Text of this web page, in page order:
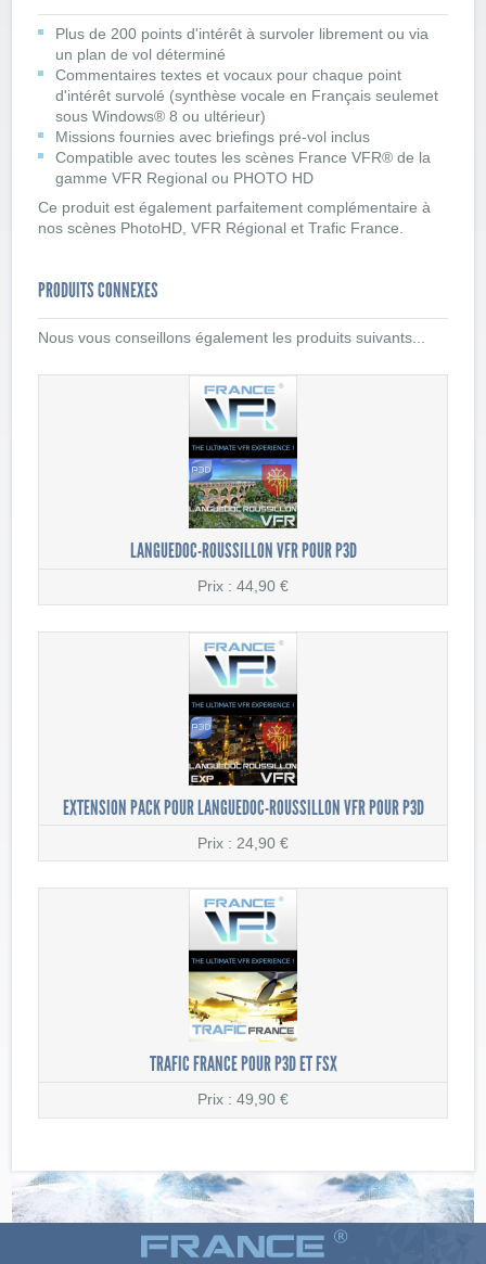
Plus de 200 points d'intérêt à survoler librement ou via
un plan de vol déterminé
Commentaires textes et vocaux pour chaque point
d'intérêt survolé (synthèse vocale en Français seulemet
sous Windows® 8 ou ultérieur)
Missions fournies avec briefings pré-vol inclus
Compatible avec toutes les scènes France VFR® de la
gamme VFR Regional ou PHOTO HD
Ce produit est également parfaitement complémentaire à
nos scènes PhotoHD, VFR Régional et Trafic France.
PRODUITS CONNEXES
Nous vous conseillons également les produits suivants...
LANGUEDOC-ROUSSILLON VFR POUR P3D
Prix : 44,90 €
EXTENSION PACK POUR LANGUEDOC-ROUSSILLON VFR POUR P3D
Prix : 24,90 €
TRAFIC FRANCE POUR P3D ET FSX
Prix : 49,90 €